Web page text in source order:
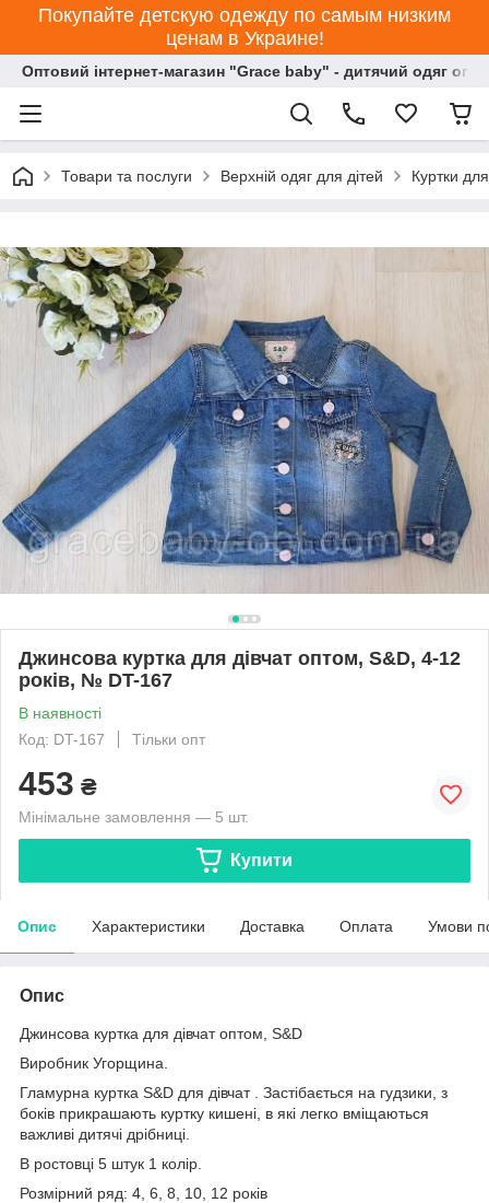
Покупайте детскую одежду по самым низким
ценам в Украине!
Оптовий інтернет-магазин "Grace baby" - дитячий одяг
Товари та послуги Верхній одяг для дітей Куртки для
Джинсова куртка для дівчат оптом, S&D, 4-12
років, № DT-167
В наявності
Код: DT-167
Тільки опт
453 ₴
Мінімальне замовлення — 5 шт.
Купити
Опис Характеристики Доставка Оплата Умови
Опис
Джинсова куртка для дівчат оптом, S&D
Виробник Угорщина.
Гламурна куртка S&D для дівчат . Застібається на гудзики, з
боків прикрашають куртку кишені, в які легко вміщаються
важливі дитячі дрібниці.
В ростовці 5 штук 1 колір.
Розмірний ряд: 4, 6, 8, 10, 12 років